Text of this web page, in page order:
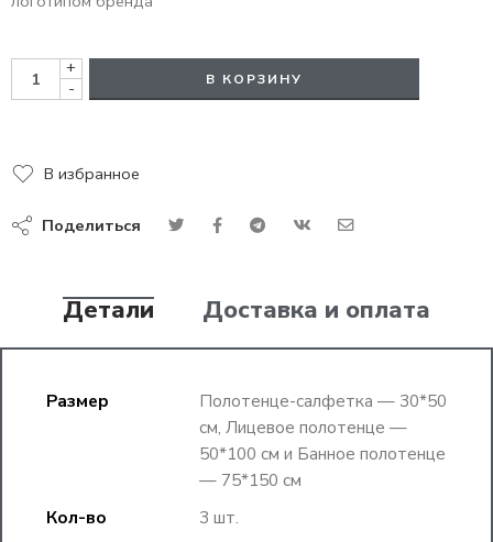
+
-
В КОРЗИНУ
В избранное
Поделиться
Детали Доставка и оплата
Размер
Полотенце-салфетка — 30*50
см, Лицевое полотенце —
50*100 см и Банное полотенце
— 75*150 см
Кол-во
3 шт.